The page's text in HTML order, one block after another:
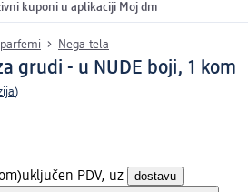
kuponi u aplikaciji Moj dm
Nega tela
grudi - u NUDE boji, 1 kom
)
uključen PDV, uz dostavu